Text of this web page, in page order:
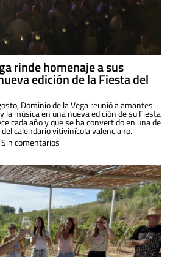
rinde homenaje a sus
edición de la Fiesta del
Dominio de la Vega reunió a amantes
la música en una nueva edición de su Fiesta
cada año y que se ha convertido en una de
calendario vitivinícola valenciano.
Sin comentarios